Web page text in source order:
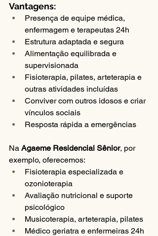
Vantagens:
Presença de equipe médica,
enfermagem e terapeutas 24h
Estrutura adaptada e segura
Alimentação equilibrada e
supervisionada
Fisioterapia, pilates, arteterapia e
outras atividades incluídas
Conviver com outros idosos e criar
vínculos sociais
Resposta rápida a emergências
Na Agaeme Residencial Sênior, por
exemplo, oferecemos:
Fisioterapia especializada e
ozonioterapia
Avaliação nutricional e suporte
psicológico
Musicoterapia, arteterapia, pilates
Médico geriatra e enfermeiras 24h